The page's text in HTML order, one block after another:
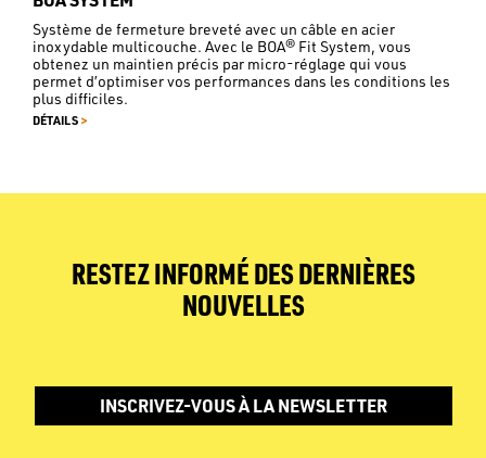
Système de fermeture breveté avec un câble en acier
inoxydable multicouche. Avec le BOA® Fit System, vous
obtenez un maintien précis par micro-réglage qui vous
permet d’optimiser vos performances dans les conditions les
plus difficiles.
DÉTAILS >
RESTEZ INFORMÉ DES DERNIÈRES
NOUVELLES
INSCRIVEZ-VOUS À LA NEWSLETTER